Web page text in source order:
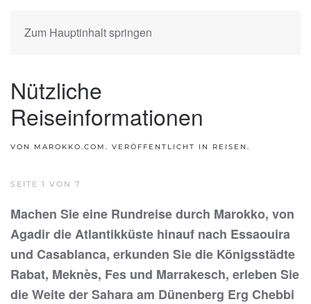
Zum Hauptinhalt springen
Nützliche
Reiseinformationen
VON MAROKKO.COM. VERÖFFENTLICHT IN REISEN .
SEITE 1 VON 7
Machen Sie eine Rundreise durch Marokko, von
Agadir die Atlantikküste hinauf nach Essaouira
und Casablanca, erkunden Sie die Königsstädte
Rabat, Meknès, Fes und Marrakesch, erleben Sie
die Weite der Sahara am Dünenberg Erg Chebbi